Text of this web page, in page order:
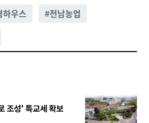
하우스 #전남농업
조성' 특교세 확보